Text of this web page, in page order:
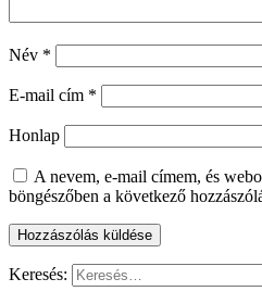
Név *
E-mail cím *
Honlap
A nevem, e-mail címem, és
böngészőben a következő
Keresés: